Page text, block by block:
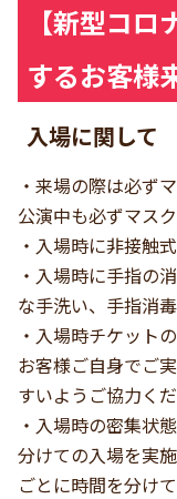
【新型コ
するお客様
入場に関して
・来場の際は必ず
公演中も必ずマス
・入場時に非接触
・入場時に手指の
な手洗い、手指消
・入場時チケット
お客様ご自身でご
すいようご協力くだ
・入場時の密集状
分けての入場を実
ごとに時間を分け